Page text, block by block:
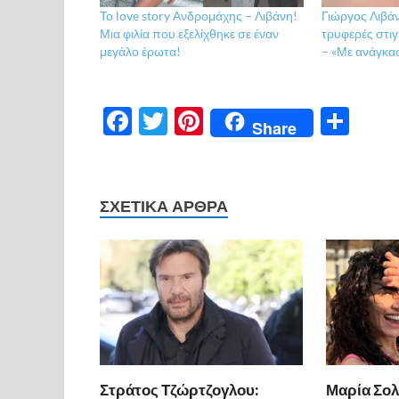
Το love story Ανδρομάχης – Λιβάνη!
Μια φιλία που εξελίχθηκε σε έναν
μεγάλο έρωτα!
Γιώργος
τρυφερές
– «Με
F
b
o
o
k
T
er
Pi
nt
es
t
Share
σ
τε
ίτ
ε
ΣΧΕΤΙΚΆ ΆΡΘΡΑ
Στράτος Τζώρτζογλου: Μαρία